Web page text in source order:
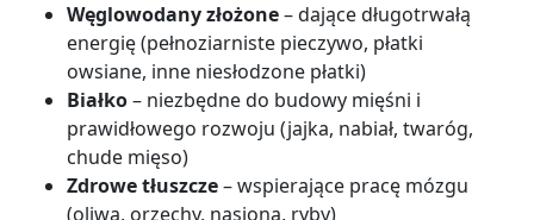
Węglowodany złożone– dające długotrwałą
energię (pełnoziarniste pieczywo, płatki
owsiane, inne niesłodzone płatki)
Białko– niezbędne do budowy mięśni i
prawidłowego rozwoju (jajka, nabiał, twaróg,
chude mięso)
Zdrowe tłuszcze– wspierające pracę mózgu
(oliwa, orzechy, nasiona, ryby)